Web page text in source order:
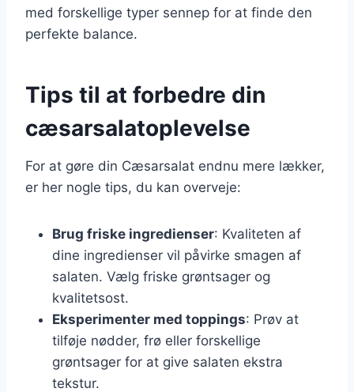
med forskellige typer sennep for at finde den
perfekte balance.
Tips til at forbedre din
cæsarsalatoplevelse
For at gøre din Cæsarsalat endnu mere lækker,
er her nogle tips, du kan overveje:
Brug friske ingredienser: Kvaliteten af
dine ingredienser vil påvirke smagen af
salaten. Vælg friske grøntsager og
kvalitetsost.
Eksperimenter med toppings: Prøv at
tilføje nødder, frø eller forskellige
grøntsager for at give salaten ekstra
tekstur.